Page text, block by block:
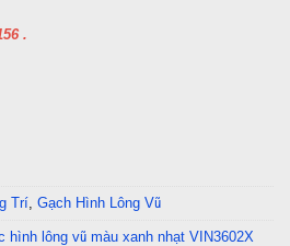
.
Trí Gạch Hình Lông Vũ
hình lông vũ màu xanh nhạt VIN3602X